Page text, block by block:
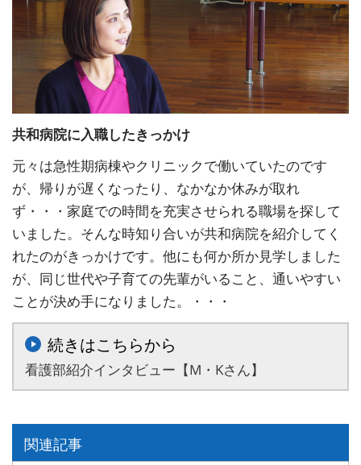
共和病院に入職したきっかけ
元々は急性期病棟やクリニックで働いていたのです
が、帰りが遅くなったり、なかなか休みが取れ
ず・・・家庭での時間を充実させられる職場を探して
いました。そんな時知り合いが共和病院を紹介してく
れたのがきっかけです。他にも何か所か見学しました
が、同じ世代や子育ての先輩がいること、通いやすい
ことが決め手になりました。・・・
続きはこちらから
看護部紹介インタビュー【M・Kさん】
関連記事